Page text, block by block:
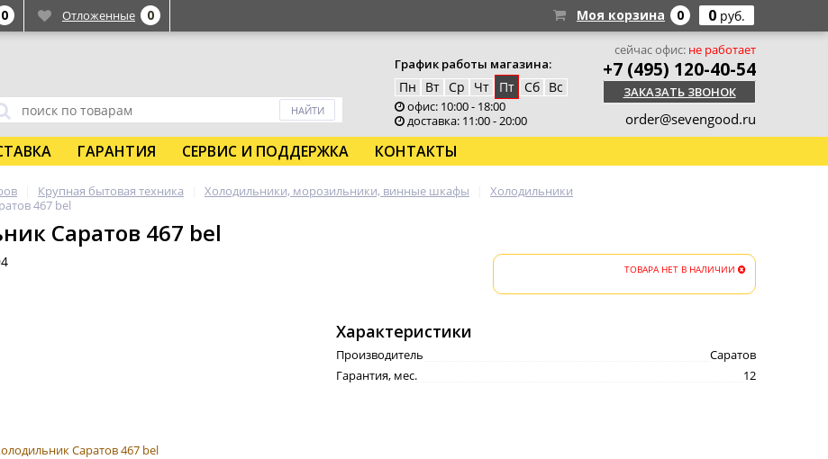
График работы магазина:
Пн Вт Ср Чт Пт Сб Вс
офис: 10:00 - 18:00
доставка: 11:00 - 20:00
сейчас офис: не работает
+7 (495) 120-40-54
ЗАКАЗАТЬ ЗВОНОК
order@sevengood.ru
ГАРАНТИЯ СЕРВИС И ПОДДЕРЖКА КОНТАКТЫ
Крупная бытовая техника Холодильники, морозильники, винные шкафы
Холодильники
467 bel
Саратов 467 bel
ТОВАРА НЕТ В НАЛИЧИИ
Характеристики
Производитель
Саратов
Гарантия, мес.
12
0 Отложенные 0 Моя корзина 0 0 руб.